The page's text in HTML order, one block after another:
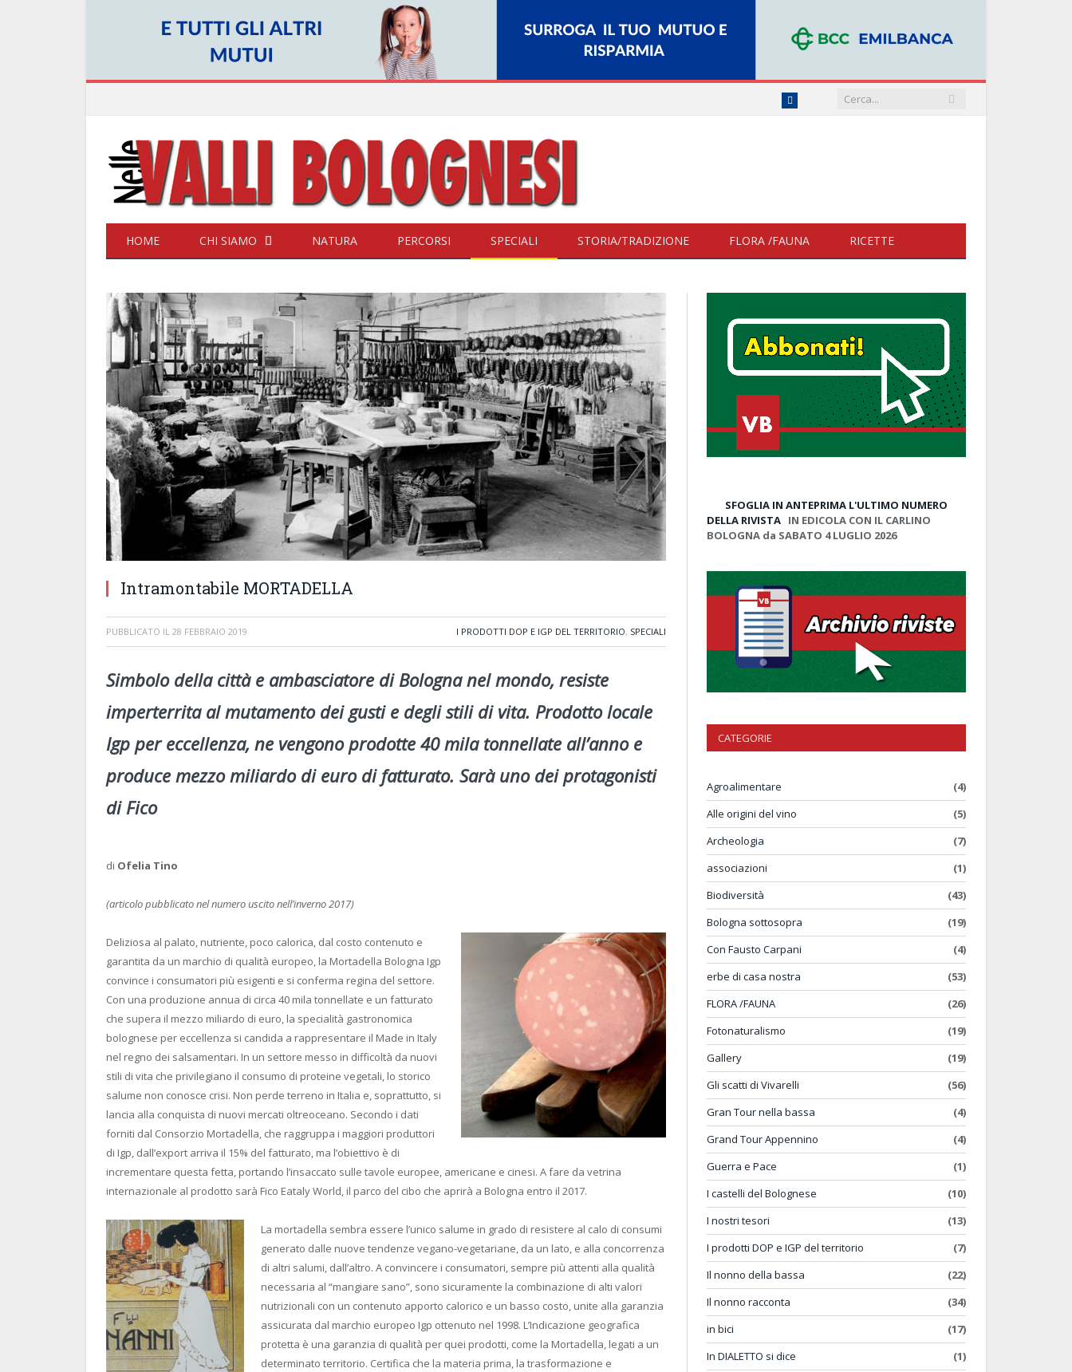
Facebook
HOME CHI SIAMO NATURA PERCORSI SPECIALI STORIA/TRADIZIONE FLORA /FAUNA RICETTE
Intramontabile MORTADELLA
PUBBLICATO IL 28 FEBBRAIO 2019 I PRODOTTI DOP E IGP DEL TERRITORIO, SPECIALI
Simbolo della città e ambasciatore di Bologna nel mondo, resiste
imperterrita al mutamento dei gusti e degli stili di vita. Prodotto locale
Igp per eccellenza, ne vengono prodotte 40 mila tonnellate all’anno e
produce mezzo miliardo di euro di fatturato. Sarà uno dei protagonisti
di Fico
di Ofelia Tino
(articolo pubblicato nel numero uscito nell’inverno 2017)
Deliziosa al palato, nutriente, poco calorica, dal costo contenuto e
garantita da un marchio di qualità europeo, la Mortadella Bologna Igp
convince i consumatori più esigenti e si conferma regina del settore.
Con una produzione annua di circa 40 mila tonnellate e un fatturato
che supera il mezzo miliardo di euro, la specialità gastronomica
bolognese per eccellenza si candida a rappresentare il Made in Italy
nel regno dei salsamentari. In un settore messo in difficoltà da nuovi
stili di vita che privilegiano il consumo di proteine vegetali, lo storico
salume non conosce crisi. Non perde terreno in Italia e, soprattutto, si
lancia alla conquista di nuovi mercati oltreoceano. Secondo i dati
forniti dal Consorzio Mortadella, che raggruppa i maggiori produttori
di Igp, dall’export arriva il 15% del fatturato, ma l’obiettivo è di
incrementare questa fetta, portando l’insaccato sulle tavole europee, americane e cinesi. A fare da vetrina
internazionale al prodotto sarà Fico Eataly World, il parco del cibo che aprirà a Bologna entro il 2017.
La mortadella sembra essere l’unico salume in grado di resistere al calo di consumi
generato dalle nuove tendenze vegano-vegetariane, da un lato, e alla concorrenza
di altri salumi, dall’altro. A convincere i consumatori, sempre più attenti alla qualità
necessaria al “mangiare sano”, sono sicuramente la combinazione di alti valori
nutrizionali con un contenuto apporto calorico e un basso costo, unite alla garanzia
assicurata dal marchio europeo Igp ottenuto nel 1998. L’Indicazione geografica
protetta è una garanzia di qualità per quei prodotti, come la Mortadella, legati a un
determinato territorio. Certifica che la materia prima, la trasformazione e
SFOGLIA IN ANTEPRIMA L'ULTIMO NUMERO
DELLA RIVISTA IN EDICOLA CON IL CARLINO
BOLOGNA da SABATO 4 LUGLIO 2026
CATEGORIE
Agroalimentare
(4)
Alle origini del vino
(5)
Archeologia
(7)
associazioni
(1)
Biodiversità
(43)
Bologna sottosopra
(19)
Con Fausto Carpani
(4)
erbe di casa nostra
(53)
FLORA /FAUNA
(26)
Fotonaturalismo
(19)
Gallery
(19)
Gli scatti di Vivarelli
(56)
Gran Tour nella bassa
(4)
Grand Tour Appennino
(4)
Guerra e Pace
(1)
I castelli del Bolognese
(10)
I nostri tesori
(13)
I prodotti DOP e IGP del territorio
(7)
Il nonno della bassa
(22)
Il nonno racconta
(34)
in bici
(17)
In DIALETTO si dice
(1)